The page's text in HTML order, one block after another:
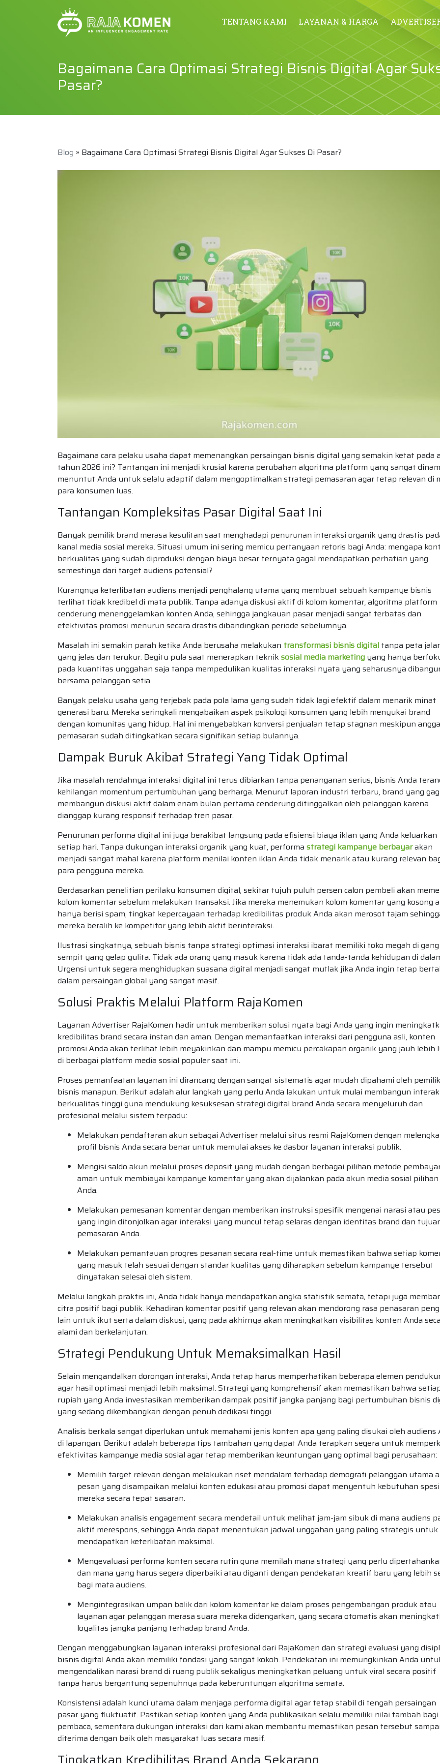
TENTANG KAMI LAYANAN & HARGA
Bagaimana Cara Optimasi Strategi Bisnis Digital Agar
Pasar?
Blog » Bagaimana Cara Optimasi Strategi Bisnis Digital Agar Sukses Di Pasar?
Bagaimana cara pelaku usaha dapat memenangkan persaingan bisnis digital yang semakin ketat pada
tahun 2026 ini? Tantangan ini menjadi krusial karena perubahan algoritma platform yang sangat
menuntut Anda untuk selalu adaptif dalam mengoptimalkan strategi pemasaran agar tetap relevan di
para konsumen luas.
Tantangan Kompleksitas Pasar Digital Saat Ini
Banyak pemilik brand merasa kesulitan saat menghadapi penurunan interaksi organik yang drastis
kanal media sosial mereka. Situasi umum ini sering memicu pertanyaan retoris bagi Anda: mengapa
berkualitas yang sudah diproduksi dengan biaya besar ternyata gagal mendapatkan perhatian yang
semestinya dari target audiens potensial?
Kurangnya keterlibatan audiens menjadi penghalang utama yang membuat sebuah kampanye bisnis
terlihat tidak kredibel di mata publik. Tanpa adanya diskusi aktif di kolom komentar, algoritma platform
cenderung menenggelamkan konten Anda, sehingga jangkauan pasar menjadi sangat terbatas dan
efektivitas promosi menurun secara drastis dibandingkan periode sebelumnya.
Masalah ini semakin parah ketika Anda berusaha melakukan transformasi bisnis digital tanpa peta
yang jelas dan terukur. Begitu pula saat menerapkan tekniksosial media marketing yang hanya
pada kuantitas unggahan saja tanpa mempedulikan kualitas interaksi nyata yang seharusnya
bersama pelanggan setia.
Banyak pelaku usaha yang terjebak pada pola lama yang sudah tidak lagi efektif dalam menarik minat
generasi baru. Mereka seringkali mengabaikan aspek psikologi konsumen yang lebih menyukai brand
dengan komunitas yang hidup. Hal ini menyebabkan konversi penjualan tetap stagnan meskipun
pemasaran sudah ditingkatkan secara signifikan setiap bulannya.
Dampak Buruk Akibat Strategi Yang Tidak Optimal
Jika masalah rendahnya interaksi digital ini terus dibiarkan tanpa penanganan serius, bisnis Anda
kehilangan momentum pertumbuhan yang berharga. Menurut laporan industri terbaru, brand yang
membangun diskusi aktif dalam enam bulan pertama cenderung ditinggalkan oleh pelanggan karena
dianggap kurang responsif terhadap tren pasar.
Penurunan performa digital ini juga berakibat langsung pada efisiensi biaya iklan yang Anda keluarkan
setiap hari. Tanpa dukungan interaksi organik yang kuat, performa strategi kampanye berbayarakan
menjadi sangat mahal karena platform menilai konten iklan Anda tidak menarik atau kurang relevan
para pengguna mereka.
Berdasarkan penelitian perilaku konsumen digital, sekitar tujuh puluh persen calon pembeli akan
kolom komentar sebelum melakukan transaksi. Jika mereka menemukan kolom komentar yang kosong
hanya berisi spam, tingkat kepercayaan terhadap kredibilitas produk Anda akan merosot tajam
mereka beralih ke kompetitor yang lebih aktif berinteraksi.
Ilustrasi singkatnya, sebuah bisnis tanpa strategi optimasi interaksi ibarat memiliki toko megah di gang
sempit yang gelap gulita. Tidak ada orang yang masuk karena tidak ada tanda-tanda kehidupan di
Urgensi untuk segera menghidupkan suasana digital menjadi sangat mutlak jika Anda ingin tetap
dalam persaingan global yang sangat masif.
Solusi Praktis Melalui Platform RajaKomen
Layanan Advertiser RajaKomen hadir untuk memberikan solusi nyata bagi Anda yang ingin
kredibilitas brand secara instan dan aman. Dengan memanfaatkan interaksi dari pengguna asli, konten
promosi Anda akan terlihat lebih meyakinkan dan mampu memicu percakapan organik yang jauh lebih
di berbagai platform media sosial populer saat ini.
Proses pemanfaatan layanan ini dirancang dengan sangat sistematis agar mudah dipahami oleh pemilik
bisnis manapun. Berikut adalah alur langkah yang perlu Anda lakukan untuk mulai membangun
berkualitas tinggi guna mendukung kesuksesan strategi digital brand Anda secara menyeluruh dan
profesional melalui sistem terpadu:
Melakukan pendaftaran akun sebagai Advertiser melalui situs resmi RajaKomen dengan
profil bisnis Anda secara benar untuk memulai akses ke dasbor layanan interaksi publik.
Mengisi saldo akun melalui proses deposit yang mudah dengan berbagai pilihan metode
aman untuk membiayai kampanye komentar yang akan dijalankan pada akun media sosial pilihan
Anda.
Melakukan pemesanan komentar dengan memberikan instruksi spesifik mengenai narasi atau
yang ingin ditonjolkan agar interaksi yang muncul tetap selaras dengan identitas brand dan
pemasaran Anda.
Melakukan pemantauan progres pesanan secara real-time untuk memastikan bahwa setiap
yang masuk telah sesuai dengan standar kualitas yang diharapkan sebelum kampanye tersebut
dinyatakan selesai oleh sistem.
Melalui langkah praktis ini, Anda tidak hanya mendapatkan angka statistik semata, tetapi juga
citra positif bagi publik. Kehadiran komentar positif yang relevan akan mendorong rasa penasaran
lain untuk ikut serta dalam diskusi, yang pada akhirnya akan meningkatkan visibilitas konten Anda
alami dan berkelanjutan.
Strategi Pendukung Untuk Memaksimalkan Hasil
Selain mengandalkan dorongan interaksi, Anda tetap harus memperhatikan beberapa elemen
agar hasil optimasi menjadi lebih maksimal. Strategi yang komprehensif akan memastikan bahwa
rupiah yang Anda investasikan memberikan dampak positif jangka panjang bagi pertumbuhan bisnis
yang sedang dikembangkan dengan penuh dedikasi tinggi.
Analisis berkala sangat diperlukan untuk memahami jenis konten apa yang paling disukai oleh audiens
di lapangan. Berikut adalah beberapa tips tambahan yang dapat Anda terapkan segera untuk
efektivitas kampanye media sosial agar tetap memberikan keuntungan yang optimal bagi perusahaan:
Memilih target relevan dengan melakukan riset mendalam terhadap demografi pelanggan utama
pesan yang disampaikan melalui konten edukasi atau promosi dapat menyentuh kebutuhan
mereka secara tepat sasaran.
Melakukan analisis engagement secara mendetail untuk melihat jam-jam sibuk di mana audiens
aktif merespons, sehingga Anda dapat menentukan jadwal unggahan yang paling strategis untuk
mendapatkan keterlibatan maksimal.
Mengevaluasi performa konten secara rutin guna memilah mana strategi yang perlu
dan mana yang harus segera diperbaiki atau diganti dengan pendekatan kreatif baru yang lebih
bagi mata audiens.
Mengintegrasikan umpan balik dari kolom komentar ke dalam proses pengembangan produk atau
layanan agar pelanggan merasa suara mereka didengarkan, yang secara otomatis akan
loyalitas jangka panjang terhadap brand Anda.
Dengan menggabungkan layanan interaksi profesional dari RajaKomen dan strategi evaluasi yang
bisnis digital Anda akan memiliki fondasi yang sangat kokoh. Pendekatan ini memungkinkan Anda
mengendalikan narasi brand di ruang publik sekaligus meningkatkan peluang untuk viral secara positif
tanpa harus bergantung sepenuhnya pada keberuntungan algoritma semata.
Konsistensi adalah kunci utama dalam menjaga performa digital agar tetap stabil di tengah persaingan
pasar yang fluktuatif. Pastikan setiap konten yang Anda publikasikan selalu memiliki nilai tambah bagi
pembaca, sementara dukungan interaksi dari kami akan membantu memastikan pesan tersebut
diterima dengan baik oleh masyarakat luas secara masif.